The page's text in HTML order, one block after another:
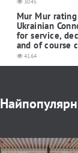
Mur Mur
Ukrainian
for service,
and of course
4164